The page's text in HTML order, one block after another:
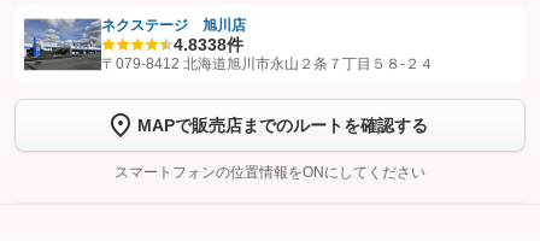
【STEP1】認証画面でグーネットを友だち追加してから「許可する」ボタンを押
トーク画面で
ボタンをタップして問い合わせを
完了してください。
こちら
ネクステージ 旭川店
4.8338件
〒079-8412 北海道旭川市永山２条７丁目５８‐２４
MAPで販売店までのルートを確認する
スマートフォンの位置情報をONにしてください